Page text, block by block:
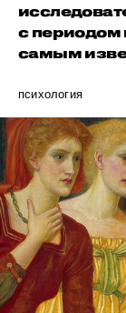
с периодом
самым
психология